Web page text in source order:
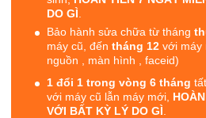
DO GÌ
Bảo hành sửa chữa từ tháng
máy cũ, đếntháng 12 với máy
nguồn , màn hình , faceid)
1 đổi 1 trong vòng 6 tháng
với máy cũ lẫn máy mới,
VỚI BẤT KỲ LÝ DO GÌ